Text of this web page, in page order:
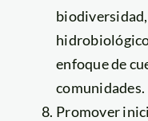
enfoque de
comunidades.
Promover